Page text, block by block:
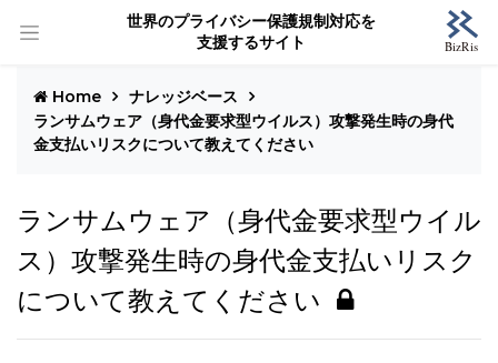
世界のプライバシー保護規制対応を
支援するサイト
Home
ナレッジベース
ランサムウェア（身代金要求型ウイルス）攻撃発生時の身代
金支払いリスクについて教えてください
ランサムウェア（身代金要求型ウイル
ス）攻撃発生時の身代金支払いリスク
について教えてください